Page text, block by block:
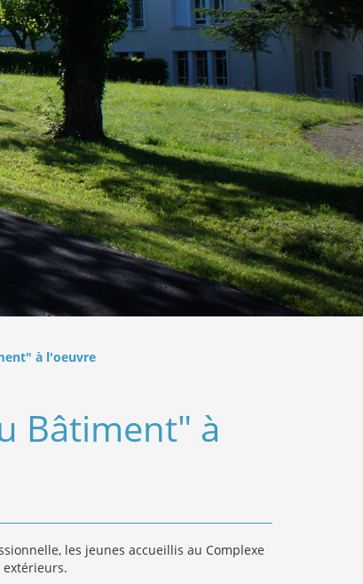
à l'oeuvre
Bâtiment" à
les jeunes accueillis au Complexe
extérieurs.